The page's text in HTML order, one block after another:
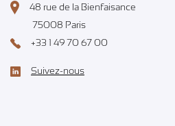
48 rue de la Bienfaisance
75008 Paris
+33 1 49 70 67 00
Suivez-nous